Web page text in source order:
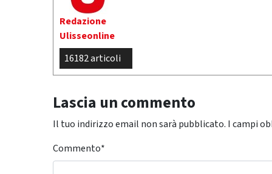
Redazione
Ulisseonline
16182 articoli
Lascia un commento
Il tuo indirizzo email non sarà pubblicato. I campi
Commento*